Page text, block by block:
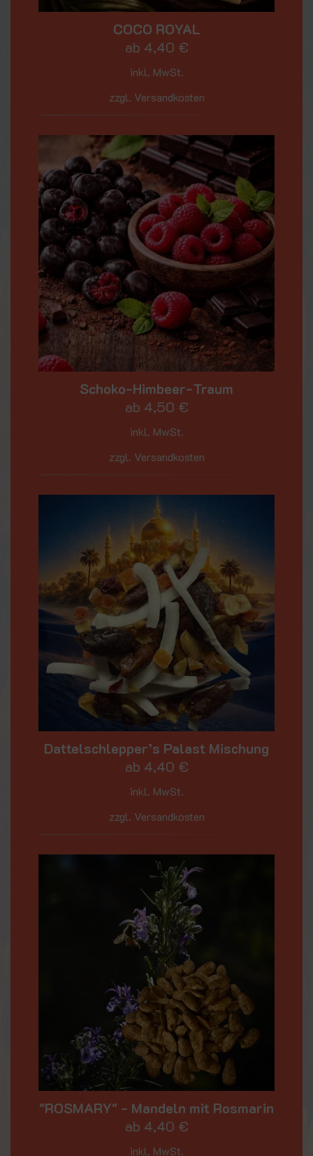
COCO ROYAL
ab 4,40 €
inkl. MwSt.
zzgl. Versandkosten
Schoko-Himbeer-Traum
ab 4,50 €
inkl. MwSt.
zzgl. Versandkosten
Dattelschlepper’s Palast Mischung
ab 4,40 €
inkl. MwSt.
zzgl. Versandkosten
"ROSMARY" - Mandeln mit Rosmarin
ab 4,40 €
inkl. MwSt.